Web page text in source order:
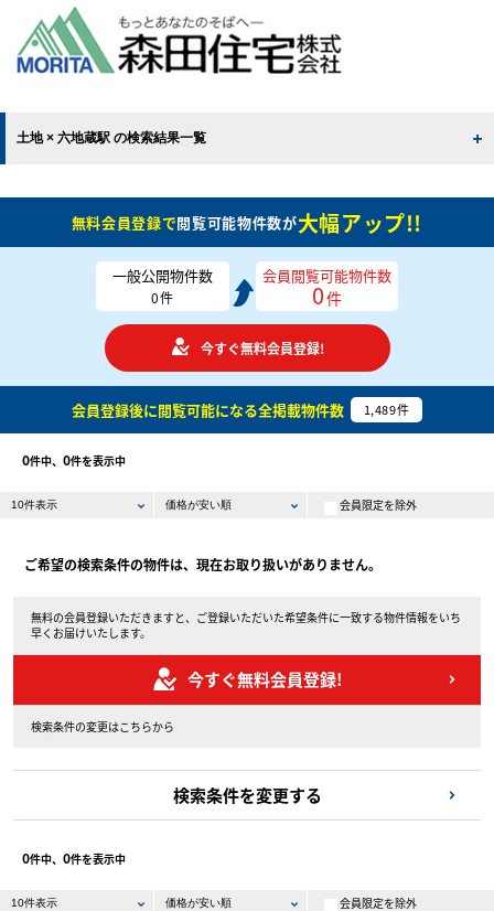
土地 × 六地蔵駅 の検索結果一覧
無料会員登録で閲覧可能物件数が大幅アップ!!
一般公開物件数
0件
会員閲覧可能物件数
0件
今すぐ無料会員登録!
会員登録後に閲覧可能になる全掲載物件数 1,489件
0件中、 0件を表示中
会員限定を除外
ご希望の検索条件の物件は、現在お取り扱いがありません。
無料の会員登録いただきますと、ご登録いただいた希望条件に一致する物件情報をいち
早くお届けいたします。
今すぐ無料会員登録!
検索条件の変更はこちらから
検索条件を変更する
0件中、 0件を表示中
会員限定を除外